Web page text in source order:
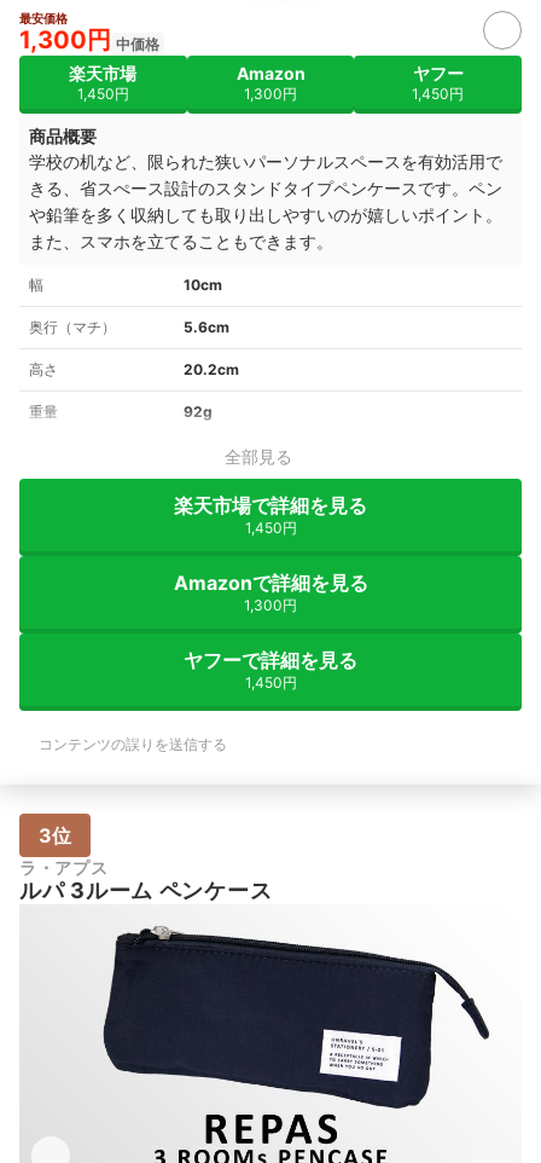
最安価格
1,300円 中価格
楽天市場
1,450円
Amazon
1,300円
ヤフー
1,450円
商品概要
学校の机など、限られた狭いパーソナルスペースを有効活用で
きる、省スぺース設計のスタンドタイプペンケースです。ペン
や鉛筆を多く収納しても取り出しやすいのが嬉しいポイント。
また、スマホを立てることもできます。
幅 10cm
奥行（マチ） 5.6cm
高さ 20.2cm
重量 92g
全部見る
楽天市場で詳細を見る
1,450円
Amazonで詳細を見る
1,300円
ヤフーで詳細を見る
1,450円
コンテンツの誤りを送信する
3位
ラ・アプス
ルパ 3ルーム ペンケース